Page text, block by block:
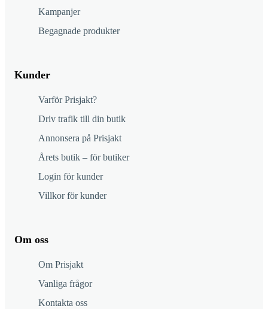
Kampanjer
Begagnade produkter
Kunder
Varför Prisjakt?
Driv trafik till din butik
Annonsera på Prisjakt
Årets butik – för butiker
Login för kunder
Villkor för kunder
Om oss
Om Prisjakt
Vanliga frågor
Kontakta oss